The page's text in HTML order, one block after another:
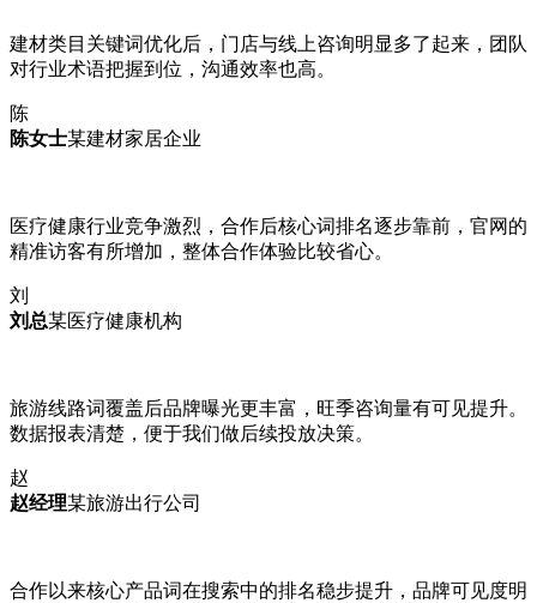
建材类目关键词优化后，门店与线上咨询明显多了起来，团队
对行业术语把握到位，沟通效率也高。
陈
陈女士某建材家居企业
医疗健康行业竞争激烈，合作后核心词排名逐步靠前，官网的
精准访客有所增加，整体合作体验比较省心。
刘
刘总某医疗健康机构
旅游线路词覆盖后品牌曝光更丰富，旺季咨询量有可见提升。
数据报表清楚，便于我们做后续投放决策。
赵
赵经理某旅游出行公司
合作以来核心产品词在搜索中的排名稳步提升，品牌可见度明